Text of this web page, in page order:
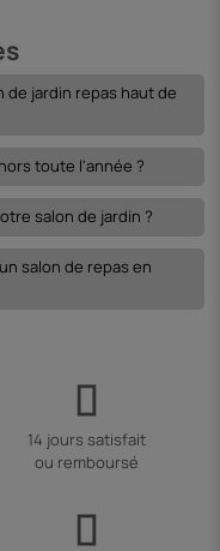
de jardin repas haut de
toute l'année ?
salon de jardin ?
salon de repas en
14 jours satisfait
ou remboursé